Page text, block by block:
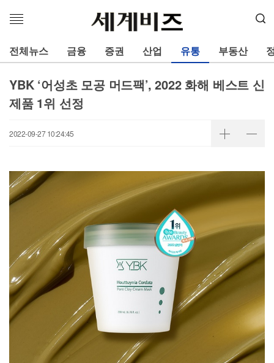
메
열
기
전체뉴스 금융 증권 산업 유통 부동산
YBK ‘어성초 모공 머드팩’, 2022 화해 베스트 신
제품 1위 선정
2022-09-27 10:24:45